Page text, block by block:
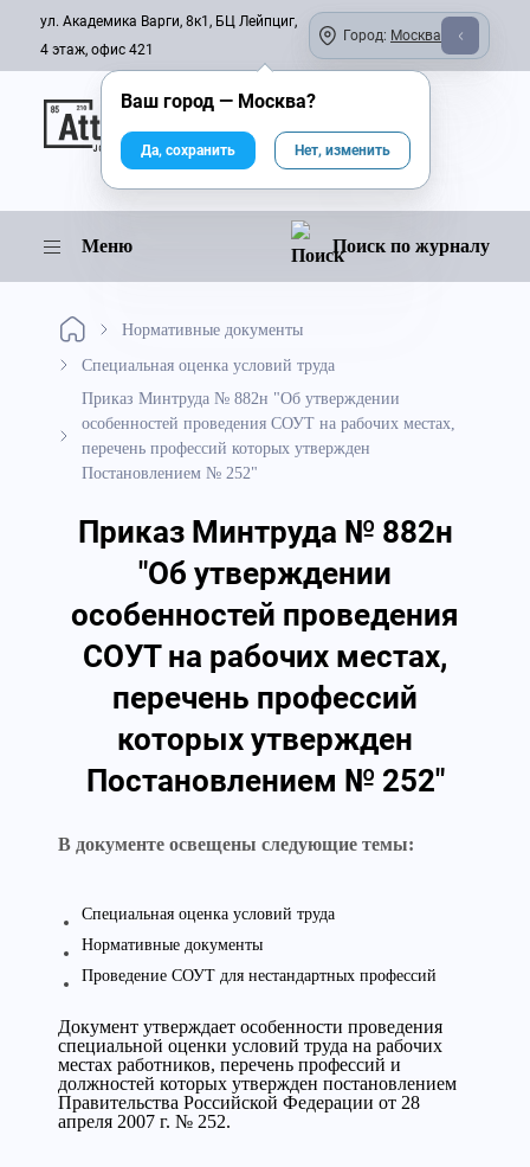
ул. Академика Варги, 8к1, БЦ Лейпциг,
4 этаж, офис 421
Город: Москва
Онлайн-журнал
Меню Поиск по журналу
Нормативные документы
Специальная оценка условий труда
Приказ Минтруда № 882н "Об утверждении
особенностей проведения СОУТ на рабочих местах,
перечень профессий которых утвержден
Постановлением № 252"
Приказ Минтруда № 882н
"Об утверждении
особенностей проведения
СОУТ на рабочих местах,
перечень профессий
которых утвержден
Постановлением № 252"
В документе освещены следующие темы:
Специальная оценка условий труда
Нормативные документы
Проведение СОУТ для нестандартных профессий
Документ утверждает особенности проведения
специальной оценки условий труда на рабочих
местах работников, перечень профессий и
должностей которых утвержден постановлением
Правительства Российской Федерации от 28
апреля 2007 г. № 252.
Ваш город — Москва?
Да, сохранить Нет, изменить